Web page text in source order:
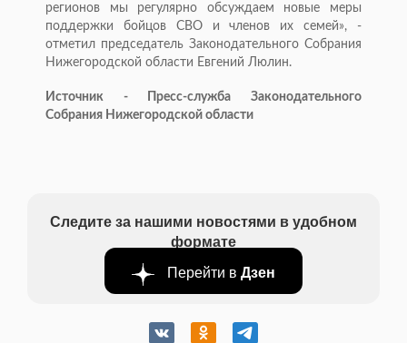
регионов мы регулярно обсуждаем новые меры
поддержки бойцов СВО и членов их семей», -
отметил председатель Законодательного Собрания
Нижегородской области Евгений Люлин.
Источник - Пресс-служба Законодательного
Собрания Нижегородской области
Следите за нашими новостями в удобном
формате
Перейти в Дзен